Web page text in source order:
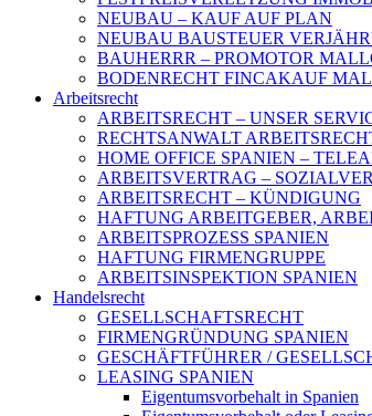
NEUBAU – KAUF AUF PLAN
NEUBAU BAUSTEUER
BAUHERRR – PROMOTOR
BODENRECHT FINCAKAUF
Arbeitsrecht
ARBEITSRECHT – UNSER
RECHTSANWALT
HOME OFFICE SPANIEN –
ARBEITSVERTRAG –
ARBEITSRECHT – KÜNDIGUNG
HAFTUNG ARBEITGEBER,
ARBEITSPROZESS SPANIEN
HAFTUNG FIRMENGRUPPE
ARBEITSINSPEKTION SPANIEN
Handelsrecht
GESELLSCHAFTSRECHT
FIRMENGRÜNDUNG SPANIEN
GESCHÄFTFÜHRER /
LEASING SPANIEN
Eigentumsvorbehalt in Spanien